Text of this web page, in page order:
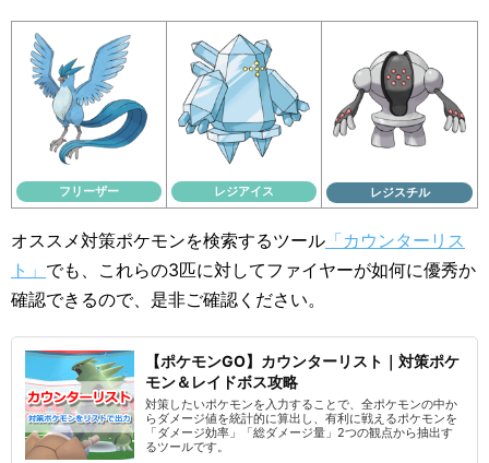
フリーザー レジアイス レジスチル
オススメ対策ポケモンを検索するツール 「カウンターリス
ト」 でも、これらの3匹に対してファイヤーが如何に優秀か
確認できるので、是非ご確認ください。
【ポケモンGO】カウンターリスト｜対策ポケ
モン＆レイドボス攻略
対策したいポケモンを入力することで、全ポケモンの中か
らダメージ値を統計的に算出し、有利に戦えるポケモンを
「ダメージ効率」「総ダメージ量」2つの観点から抽出す
るツールです。